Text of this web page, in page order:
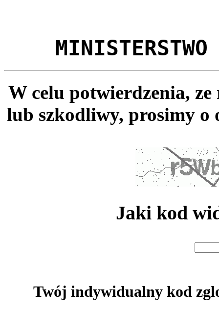
MINISTERSTWO
W celu potwierdzenia,
lub szkodliwy, prosimy o
Jaki kod
Twój indywidualny kod